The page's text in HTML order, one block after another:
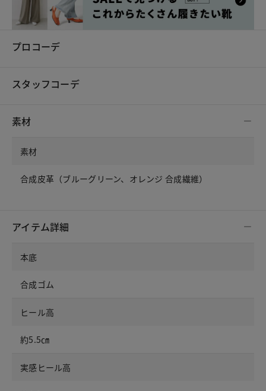
プロコーデ
スタッフコーデ
素材
素材
合成皮革（ブルーグリーン、オレンジ 合成繊維）
アイテム詳細
本底
合成ゴム
ヒール高
約5.5㎝
実感ヒール高